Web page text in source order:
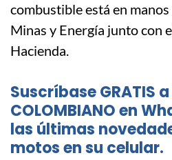
combustible está en
Minas y Energía junto con
Hacienda.
Suscríbase GRATIS a
COLOMBIANO en
las últimas
motos en su celular.